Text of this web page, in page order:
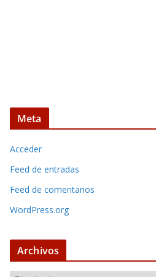
Meta
Acceder
Feed de entradas
Feed de comentarios
WordPress.org
Archivos